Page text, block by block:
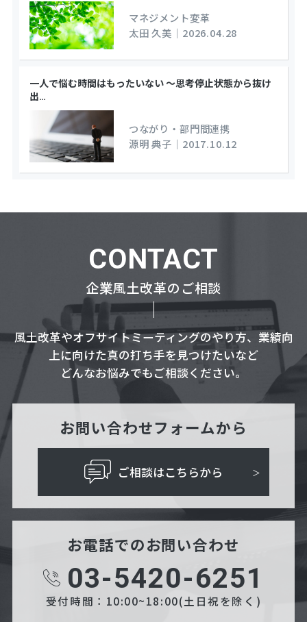
マネジメント変革
太田 久美 ｜ 2026.04.28
一人で悩む時間はもったいない ～思考停止状態から抜け
出…
つながり・部門間連携
源明 典子 ｜ 2017.10.12
CONTACT
企業風土改革のご相談
風土改革やオフサイトミーティングのやり方、業績向
上に向けた真の打ち手を見つけたいなど
どんなお悩みでもご相談ください。
お問い合わせフォームから
ご相談はこちらから
お電話でのお問い合わせ
03-5420-6251
受付時間：10:00~18:00(土日祝を除く)